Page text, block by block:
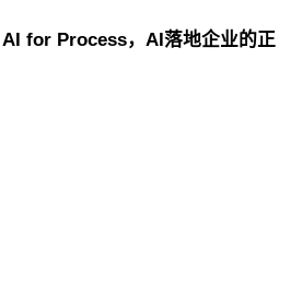
for Process，AI落地企业的正